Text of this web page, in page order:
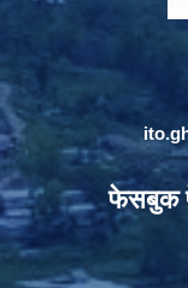
फेसबुक